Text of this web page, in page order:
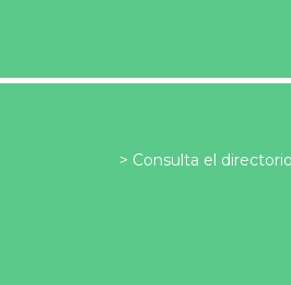
Consulta el